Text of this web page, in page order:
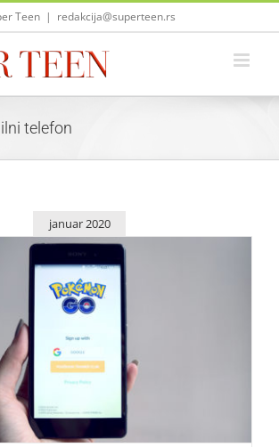
Teen | redakcija@superteen.rs
telefon
januar 2020
Go „nije mrtav“, i dalje sjajno zarađuje
Život i zabava